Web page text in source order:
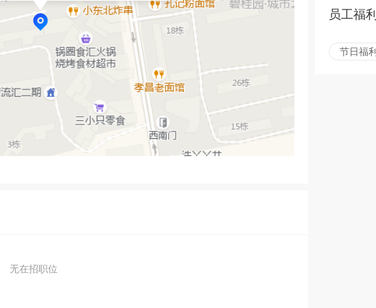
无在招职位
员工福利
节日福利